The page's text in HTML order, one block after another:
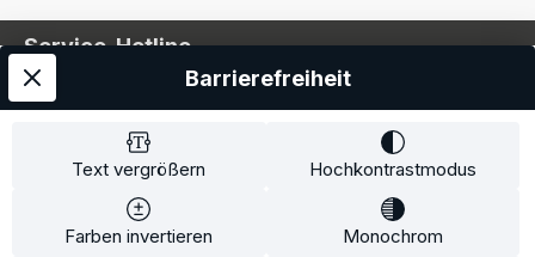
Service-Hotline
Service
Information
Text vergrößern Hochkontrastmodus
Farben invertieren Monochrom
Barrierefreiheit